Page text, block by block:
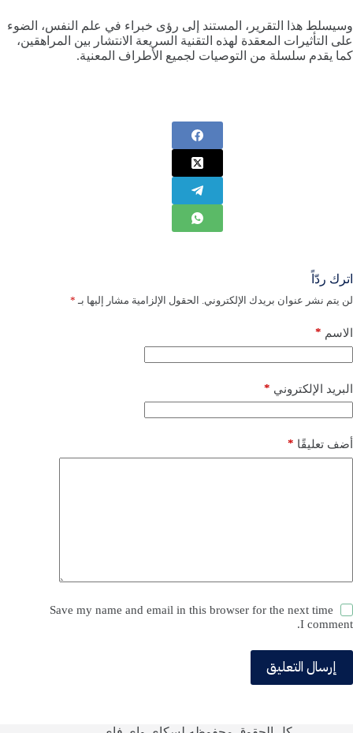
وسيسلط هذا التقرير، المستند إلى رؤى خبراء في علم النفس، الضوء
على التأثيرات المعقدة لهذه التقنية السريعة الانتشار بين المراهقين،
كما يقدم سلسلة من التوصيات لجميع الأطراف المعنية.
اترك ردّاً
لن يتم نشر عنوان بريدك الإلكتروني. الحقول الإلزامية مشار إليها بـ *
الاسم *
البريد الإلكتروني *
أضف تعليقًا *
Save my name and email in this browser for the next time
I comment.
إرسال التعليق